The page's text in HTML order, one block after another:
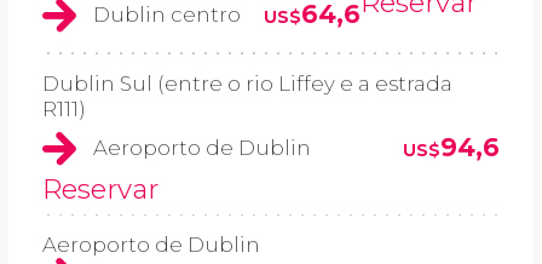
Dublin centro
US$64,6
Dublin Sul (entre o rio Liffey e a estrada
R111)
Aeroporto de Dublin
US$94,6
Reservar
Aeroporto de Dublin